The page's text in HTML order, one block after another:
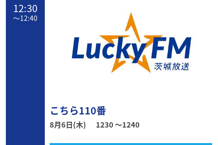
12:30
〜12:40
こちら110番
8月6日(木) 1230 〜1240